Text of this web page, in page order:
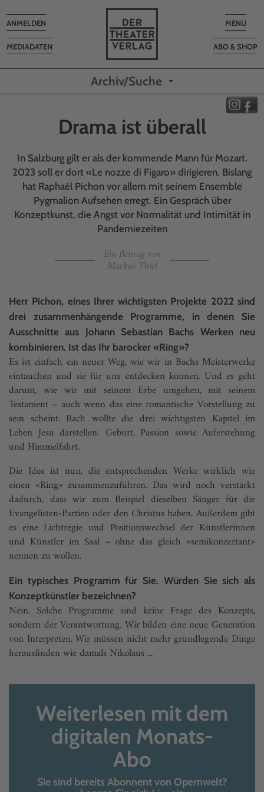
Toggle
MENÜ
ABO & SHOP
MEDIADATEN
Toggle
navigation
ANMELDEN
Archiv/Suche
Drama ist überall
In Salzburg gilt er als der kommende Mann für Mozart.
2023 soll er dort «Le nozze di Figaro» dirigieren. Bislang
hat Raphaël Pichon vor allem mit seinem Ensemble
Pygmalion Aufsehen erregt. Ein Gespräch über
Konzeptkunst, die Angst vor Normalität und Intimität in
Pandemiezeiten
Ein Beitrag von
Markus Thiel
Herr Pichon, eines Ihrer wichtigsten Projekte 2022 sind
drei zusammenhängende Programme, in denen Sie
Ausschnitte aus Johann Sebastian Bachs Werken neu
kombinieren. Ist das Ihr barocker «Ring»?
Es ist einfach ein neuer Weg, wie wir in Bachs Meisterwerke
eintauchen und sie für uns entdecken können. Und es geht
darum, wie wir mit seinem Erbe umgehen, mit seinem
Testament – auch wenn das eine romantische Vorstellung zu
sein scheint. Bach wollte die drei wichtigsten Kapitel im
Leben Jesu darstellen: Geburt, Passion sowie Auferstehung
und Himmelfahrt.
Die Idee ist nun, die entsprechenden Werke wirklich wie
einen «Ring» zusammenzuführen. Das wird noch verstärkt
dadurch, dass wir zum Beispiel dieselben Sänger für die
Evangelisten-Partien oder den Christus haben. Außerdem gibt
es eine Lichtregie und Positionswechsel der Künstlerinnen
und Künstler im Saal – ohne das gleich «semikonzertant»
nennen zu wollen.
Ein typisches Programm für Sie. Würden Sie sich als
Konzeptkünstler bezeichnen?
Nein. Solche Programme sind keine Frage des Konzepts,
sondern der Verantwortung. Wir bilden eine neue Generation
von Interpreten. Wir müssen nicht mehr grundlegende Dinge
herausfinden wie damals Nikolaus ...
Weiterlesen mit dem
digitalen Monats-
Abo
Sie sind bereits Abonnent von Opernwelt?